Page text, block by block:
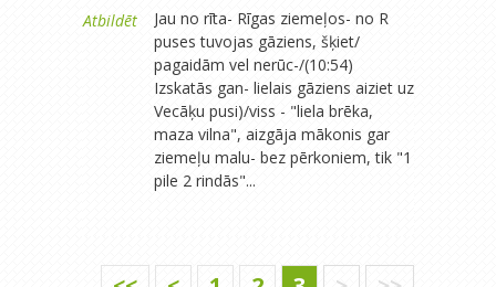
Atbildēt
Jau no rīta- Rīgas ziemeļos- no R
puses tuvojas gāziens, šķiet/
pagaidām vel nerūc-/(10:54)
Izskatās gan- lielais gāziens aiziet uz
Vecāķu pusi)/viss - "liela brēka,
maza vilna", aizgāja mākonis gar
ziemeļu malu- bez pērkoniem, tik "1
pile 2 rindās"...